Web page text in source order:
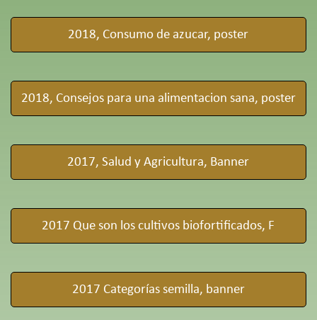
2018, Consumo de azucar, poster
2018, Consejos para una alimentacion sana, poster
2017, Salud y Agricultura, Banner
2017 Que son los cultivos biofortificados, F
2017 Categorías semilla, banner